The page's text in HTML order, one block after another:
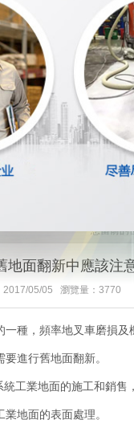
您當前的
地面翻新中應該注
05/05 瀏覽量：3770
種，頻率地叉車磨損及
進行舊地面翻新。
統工業地面的施工和銷售
業地面的表面處理。